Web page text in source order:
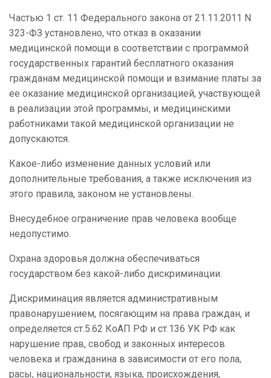
Частью 1 ст. 11 Федерального закона от 21.11.2011 N
323-ФЗ установлено, что отказ в оказании
медицинской помощи в соответствии с программой
государственных гарантий бесплатного оказания
гражданам медицинской помощи и взимание платы за
ее оказание медицинской организацией, участвующей
в реализации этой программы, и медицинскими
работниками такой медицинской организации не
допускаются.
Какое-либо изменение данных условий или
дополнительные требования, а также исключения из
этого правила, законом не установлены.
Внесудебное ограничение прав человека вообще
недопустимо.
Охрана здоровья должна обеспечиваться
государством без какой-либо дискриминации.
Дискриминация является административным
правонарушением, посягающим на права граждан, и
определяется ст.5.62 КоАП РФ и ст.136 УК РФ как
нарушение прав, свобод и законных интересов
человека и гражданина в зависимости от его пола,
расы, национальности, языка, происхождения,